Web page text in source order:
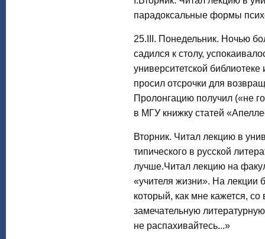
парадоксальные формы
25.III. Понедельник. Ночью
садился к столу,
университетской
просил отсрочки для
Пролонгацию получил («не
в МГУ книжку статей
Вторник. Читал лекцию в
типического в русской
лучше.Читал лекцию на
«учителя жизни». На лекции
который, как мне кажется,
замечательную
не распахивайтесь...»